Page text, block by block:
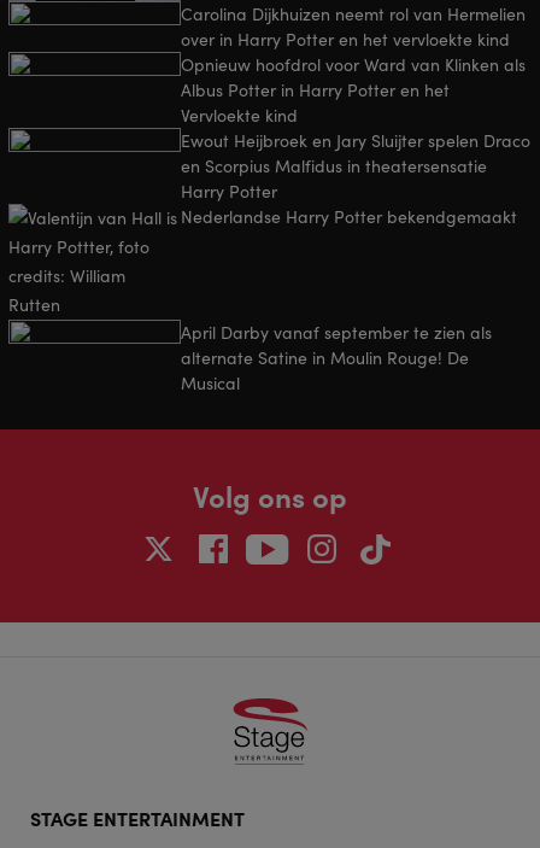
Carolina Dijkhuizen neemt rol van Hermelien
over in Harry Potter en het vervloekte kind
Opnieuw hoofdrol voor Ward van Klinken als
Albus Potter in Harry Potter en het
Vervloekte kind
Ewout Heijbroek en Jary Sluijter spelen Draco
en Scorpius Malfidus in theatersensatie
Harry Potter
Nederlandse Harry Potter bekendgemaakt
April Darby vanaf september te zien als
alternate Satine in Moulin Rouge! De
Musical
Volg ons op
doormat
STAGE ENTERTAINMENT